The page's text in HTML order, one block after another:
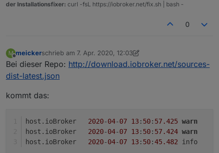
der Installationsfixer: curl -fsL https://iobroker.net/fix.sh | bash -
0
M
Offline
meickerschrieb am 7. Apr. 2020, 12:03
zuletzt editiert von meicker4. Juli 2020, 14:03
Bei dieser Repo: http://download.iobroker.net/sources-
dist-latest.json
kommt das:
2020-04-07 13: 50: 57.425 warn
2020-04-07 13: 50: 57.424 warn
2020-04-07 13: 50:45.482